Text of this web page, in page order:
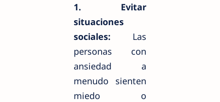
1. Evitar
situaciones
sociales: Las
personas con
ansiedad a
menudo sienten
miedo o